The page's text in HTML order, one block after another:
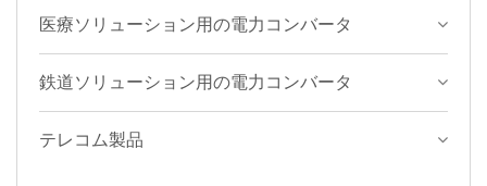
医療ソリューション用の電力コンバータ
鉄道ソリューション用の電力コンバータ
テレコム製品